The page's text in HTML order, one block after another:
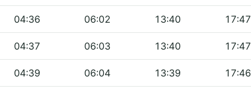
04:36 06:02 13:40 17:47
04:37 06:03 13:40 17:47
04:39 06:04 13:39 17:46